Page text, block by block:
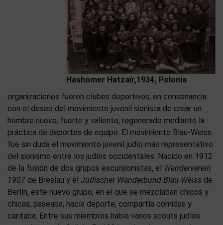
Hashomer Hatzaïr,1934, Polonia
organizaciones fueron clubes deportivos, en consonancia
con el deseo del movimiento juvenil sionista de crear un
hombre nuevo, fuerte y valiente, regenerado mediante la
práctica de deportes de equipo. El movimiento Blau-Weiss
fue sin duda el movimiento juvenil judío más representativo
del sionismo entre los judíos occidentales. Nacido en 1912
de la fusión de dos grupos excursionistas, el Wanderverein
1907 de Breslau y el Jüdischer Wanderbund Blau-Weiss de
Berlín, este nuevo grupo, en el que se mezclaban chicos y
chicas, paseaba, hacía deporte, compartía comidas y
cantaba. Entre sus miembros había varios scouts judíos